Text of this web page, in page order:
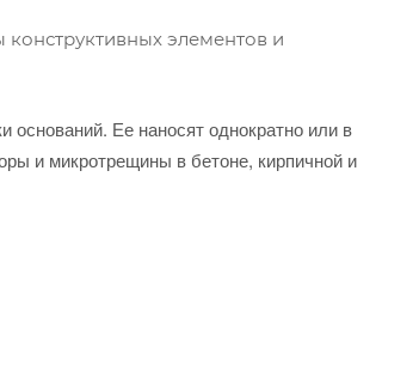
конструктивных элементов и
оснований. Ее наносят однократно или в
и микротрещины в бетоне, кирпичной и